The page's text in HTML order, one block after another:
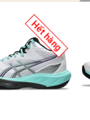
Hết hàng